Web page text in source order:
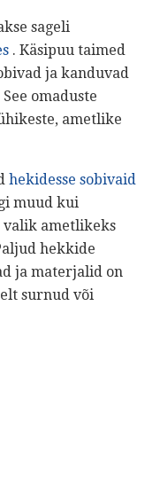
sageli
. Käsipuu taimed
ja kanduvad
omaduste
ametlike
hekidesse sobivaid
muud kui
valik ametlikeks
hekkide
ja materjalid on
surnud või